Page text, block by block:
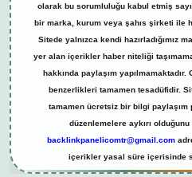
olarak bu sorumluluğu kabul etmiş
bir marka, kurum veya şahıs şirketi ile
Sitede yalnızca kendi hazırladığımız
yer alan içerikler haber niteliği
hakkında paylaşım
benzerlikleri tamamen tesadüfidir.
tamamen ücretsiz bir bilgi paylaşım
düzenlemelere aykırı
backlinkpanelicomtr@gmail.com
içerikler yasal süre içerisinde